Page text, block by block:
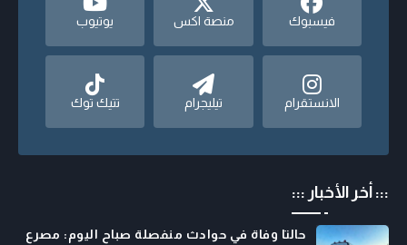
فيسبوك منصة اكس يوتيوب
الانستقرام تيليجرام تتيك توك
::: أخر الأخبار :::
حالتا وفاة في حوادث منفصلة صباح اليوم: مصرع